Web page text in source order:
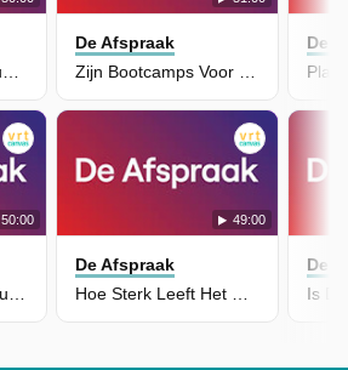
Krijgen We Meest Tumultueuze Wk Voetbal Ooit?
De Afspraak
Zijn Bootcamps Voor Rellende Jongeren Een Goed Idee?
50:00 49:00
De Afspraak
De
De